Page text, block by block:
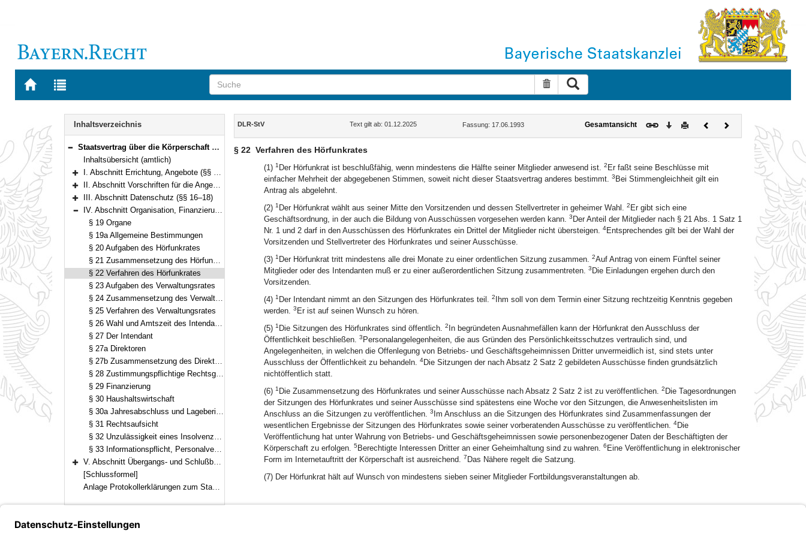
Zur
BAYERN.RECHT
Zur
letzten
Suche zurücksetzen
Navigation
Inhaltsverzeichnis
Bereich reduzieren
Staatsvertrag über die Körperschaft des öffentlichen Rechts „Deutschlandradio“ (Deutschlandradio-Staatsvertrag – DLR-StV) Vom 17. Juni 1993 (§§ 1–35)
Inhaltsübersicht (amtlich)
Bereich erweitern
I. Abschnitt Errichtung, Angebote (§§ 1–5)
Bereich erweitern
II. Abschnitt Vorschriften für die Angebote (§§ 6–15)
Bereich erweitern
III. Abschnitt Datenschutz (§§ 16–18)
Bereich reduzieren
IV. Abschnitt Organisation, Finanzierung, Haushalt (§§ 19–33)
§ 19 Organe
§ 19a Allgemeine Bestimmungen
§ 20 Aufgaben des Hörfunkrates
§ 21 Zusammensetzung des Hörfunkrates
§ 22 Verfahren des Hörfunkrates
§ 23 Aufgaben des Verwaltungsrates
§ 24 Zusammensetzung des Verwaltungsrates
§ 25 Verfahren des Verwaltungsrates
§ 26 Wahl und Amtszeit des Intendanten
§ 27 Der Intendant
§ 27a Direktoren
§ 27b Zusammensetzung des Direktoriums, Aufgaben
§ 28 Zustimmungspflichtige Rechtsgeschäfte des Intendanten
§ 29 Finanzierung
§ 30 Haushaltswirtschaft
§ 30a Jahresabschluss und Lagebericht
§ 31 Rechtsaufsicht
§ 32 Unzulässigkeit eines Insolvenzverfahrens
§ 33 Informationspflicht, Personalvertretungsrecht
Bereich erweitern
V. Abschnitt Übergangs- und Schlußbestimmungen (§§ 34–35)
[Schlussformel]
Anlage Protokollerklärungen zum Staatsvertrag
Inhalt
DLR-StV Text gilt ab: 01.12.2025 Fassung: 17.06.1993 Gesamtansicht Download
DruckenVorherigesNächstes
Dokument
§ 22 Verfahren des Hörfunkrates
(1) 1 Der Hörfunkrat ist beschlußfähig, wenn mindestens die Hälfte seiner Mitglieder anwesend ist. 2 Er faßt seine Beschlüsse mit
einfacher Mehrheit der abgegebenen Stimmen, soweit nicht dieser Staatsvertrag anderes bestimmt. 3 Bei Stimmengleichheit gilt ein
Antrag als abgelehnt.
(2) 1 Der Hörfunkrat wählt aus seiner Mitte den Vorsitzenden und dessen Stellvertreter in geheimer Wahl. 2 Er gibt sich eine
Geschäftsordnung, in der auch die Bildung von Ausschüssen vorgesehen werden kann. 3 Der Anteil der Mitglieder nach § 21 Abs. 1 Satz 1
Nr. 1 und 2 darf in den Ausschüssen des Hörfunkrates ein Drittel der Mitglieder nicht übersteigen. 4Entsprechendes gilt bei der Wahl der
Vorsitzenden und Stellvertreter des Hörfunkrates und seiner Ausschüsse.
(3) 1 Der Hörfunkrat tritt mindestens alle drei Monate zu einer ordentlichen Sitzung zusammen. 2Auf Antrag von einem Fünftel seiner
Mitglieder oder des Intendanten muß er zu einer außerordentlichen Sitzung zusammentreten. 3 Die Einladungen ergehen durch den
Vorsitzenden.
(4) 1 Der Intendant nimmt an den Sitzungen des Hörfunkrates teil. 2
Ihm soll von dem Termin einer Sitzung rechtzeitig Kenntnis gegeben
werden. 3 Er ist auf seinen Wunsch zu hören.
(5) 1 Die Sitzungen des Hörfunkrates sind öffentlich. 2 In begründeten Ausnahmefällen kann der Hörfunkrat den Ausschluss der
Öffentlichkeit beschließen. 3 Personalangelegenheiten, die aus Gründen des Persönlichkeitsschutzes vertraulich sind, und
Angelegenheiten, in welchen die Offenlegung von Betriebs- und Geschäftsgeheimnissen Dritter unvermeidlich ist, sind stets unter
Ausschluss der Öffentlichkeit zu behandeln. 4Die Sitzungen der nach Absatz 2 Satz 2 gebildeten Ausschüsse finden grundsätzlich
nichtöffentlich statt.
(6) 1 Die Zusammensetzung des Hörfunkrates und seiner Ausschüsse nach Absatz 2 Satz 2 ist zu veröffentlichen. 2 Die Tagesordnungen
der Sitzungen des Hörfunkrates und seiner Ausschüsse sind spätestens eine Woche vor den Sitzungen, die Anwesenheitslisten im
Anschluss an die Sitzungen zu veröffentlichen. 3 Im Anschluss an die Sitzungen des Hörfunkrates sind Zusammenfassungen der
wesentlichen Ergebnisse der Sitzungen des Hörfunkrates sowie seiner vorberatenden Ausschüsse zu veröffentlichen. 4Die
Veröffentlichung hat unter Wahrung von Betriebs- und Geschäftsgeheimnissen sowie personenbezogener Daten der Beschäftigten der
Körperschaft zu erfolgen. 5 Berechtigte Interessen Dritter an einer Geheimhaltung sind zu wahren. 6 Eine Veröffentlichung in elektronischer
Form im Internetauftritt der Körperschaft ist ausreichend. 7 Das Nähere regelt die Satzung.
(7) Der Hörfunkrat hält auf Wunsch von mindestens sieben seiner Mitglieder Fortbildungsveranstaltungen ab.